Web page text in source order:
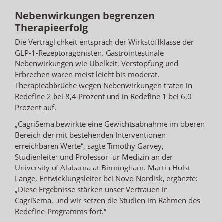
Nebenwirkungen begrenzen
Therapieerfolg
Die Verträglichkeit entsprach der Wirkstoffklasse der
GLP-1-Rezeptoragonisten. Gastrointestinale
Nebenwirkungen wie Übelkeit, Verstopfung und
Erbrechen waren meist leicht bis moderat.
Therapieabbrüche wegen Nebenwirkungen traten in
Redefine 2 bei 8,4 Prozent und in Redefine 1 bei 6,0
Prozent auf.
„CagriSema bewirkte eine Gewichtsabnahme im oberen
Bereich der mit bestehenden Interventionen
erreichbaren Werte“, sagte Timothy Garvey,
Studienleiter und Professor für Medizin an der
University of Alabama at Birmingham. Martin Holst
Lange, Entwicklungsleiter bei Novo Nordisk, ergänzte:
„Diese Ergebnisse stärken unser Vertrauen in
CagriSema, und wir setzen die Studien im Rahmen des
Redefine-Programms fort.“